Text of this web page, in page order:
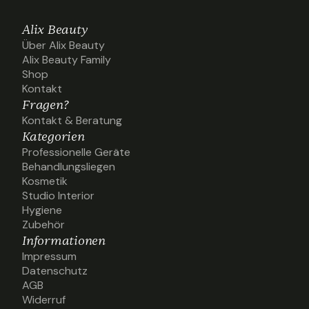
Alix Beauty
Über Alix Beauty
Über Alix Beauty
Alix Beauty Family
Alix Beauty Family
Shop
Shop
Kontakt
Kontakt
Fragen?
Kontakt & Beratung
Kontakt & Beratung
Kategorien
Professionelle Geräte
Professionelle Geräte
Behandlungsliegen
Behandlungsliegen
Kosmetik
Kosmetik
Studio Interior
Studio Interior
Hygiene
Hygiene
Zubehör
Zubehör
Informationen
Impressum
Impressum
Datenschutz
Datenschutz
AGB
AGB
Widerruf